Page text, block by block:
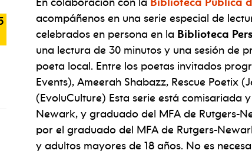
acompáñenos en una serie especial de
celebrados en persona en la Biblioteca
una lectura de 30 minutos y una sesión de
poeta local. Entre los poetas invitados
Events), Ameerah Shabazz, Rescue Poetix
(EvoluCulture) Esta serie está comisariada
Newark, y graduado del MFA de Rutgers-
por el graduado del MFA de Rutgers-
y adultos mayores de 18 años. No es